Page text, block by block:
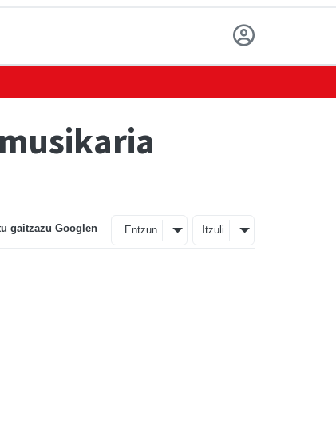
gaitzazu Googlen Entzun Itzuli